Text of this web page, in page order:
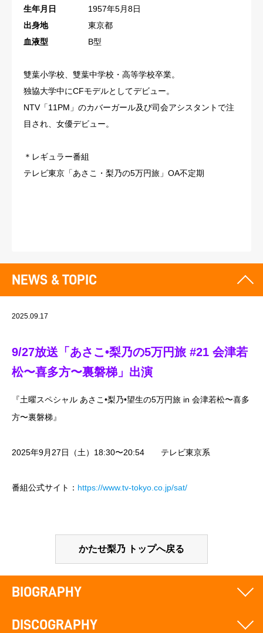
生年月日
1957年5月8日
出身地
東京都
血液型
B型
雙葉小学校、雙葉中学校・高等学校卒業。
独協大学中にCFモデルとしてデビュー。
NTV「11PM」のカバーガール及び司会アシスタントで注
目され、女優デビュー。
＊レギュラー番組
テレビ東京「あさこ・梨乃の5万円旅」OA不定期
NEWS & TOPIC
2025.09.17
9/27放送「あさこ•梨乃の5万円旅 #21 会津若
松〜喜多方〜裏磐梯」出演
『土曜スペシャル あさこ•梨乃•望生の5万円旅 in 会津若松〜喜多
方〜裏磐梯』
2025年9月27日（土）18:30〜20:54 テレビ東京系
番組公式サイト： https://www.tv-tokyo.co.jp/sat/
かたせ梨乃 トップへ戻る
BIOGRAPHY
DISCOGRAPHY